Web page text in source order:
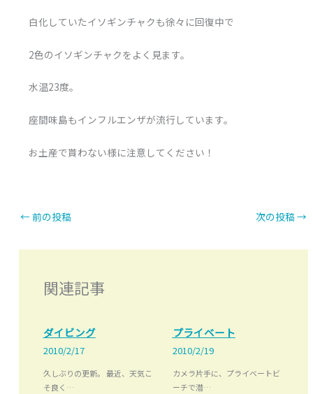
白化していたイソギンチャクも徐々に回復中で
2色のイソギンチャクをよく見ます。
水温23度。
座間味島もインフルエンザが流行しています。
お土産で貰わない様に注意してください！
←前の投稿 次の投稿 →
関連記事
ダイビング
2010/2/17
久しぶりの更新。 最近、天気こ
そ良く…
プライベート
2010/2/19
カメラ片手に、プライベートビ
ーチで潜…